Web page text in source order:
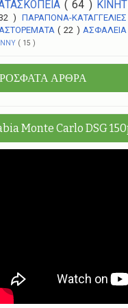
( 64 )
) ΠΑΡΑΠΟΝΑ-
( 22 )
( 15 )
ΑΡΘΡΑ
Monte Carlo DSG